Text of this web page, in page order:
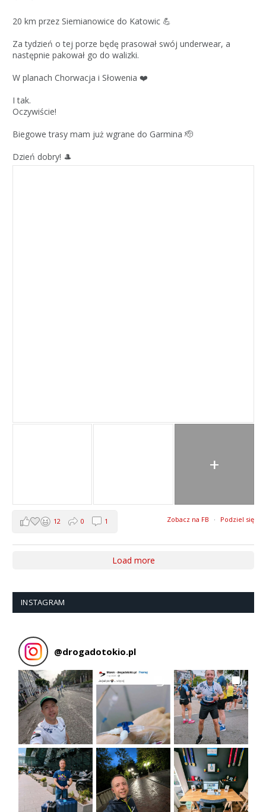
20 km przez Siemianowice do Katowic 💪
Za tydzień o tej porze będę prasował swój underwear, a
następnie pakował go do walizki.
W planach Chorwacja i Słowenia ❤️
I tak.
Oczywiście!
Biegowe trasy mam już wgrane do Garmina 🫡
Dzień dobry! 🎩
+
Zobacz na FB · Podziel się
12 0 1
Load more
INSTAGRAM
@drogadotokio.pl